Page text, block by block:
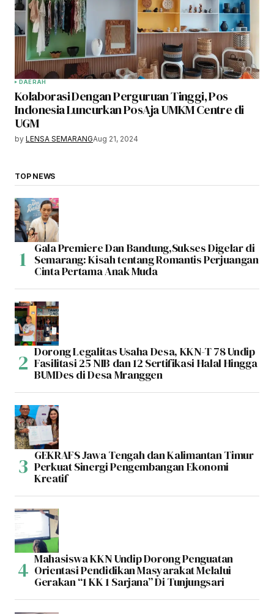
DAERAH
Kolaborasi Dengan Perguruan Tinggi, Pos
Indonesia Luncurkan PosAja UMKM Centre di
UGM
by LENSA SEMARANGAug 21, 2024
TOP NEWS
Gala Premiere Dan Bandung,Sukses Digelar di
Semarang: Kisah tentang Romantis Perjuangan
Cinta Pertama Anak Muda
Dorong Legalitas Usaha Desa, KKN-T 78 Undip
Fasilitasi 25 NIB dan 12 Sertifikasi Halal Hingga
BUMDes di Desa Mranggen
GEKRAFS Jawa Tengah dan Kalimantan Timur
Perkuat Sinergi Pengembangan Ekonomi
Kreatif
Mahasiswa KKN Undip Dorong Penguatan
Orientasi Pendidikan Masyarakat Melalui
Gerakan “1 KK 1 Sarjana” Di Tunjungsari